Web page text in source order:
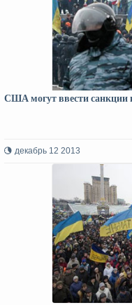
США могут ввести
декабрь 12 2013